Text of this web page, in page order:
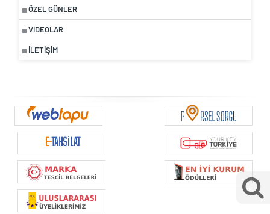
ÖZEL GÜNLER
VIDEOLAR
İLETIŞIM